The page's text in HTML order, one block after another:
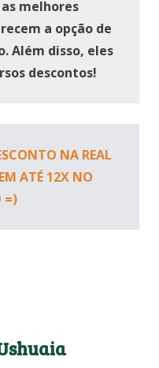
melhores
a opção de
Além disso, eles
descontos!
NA REAL
ATÉ 12X NO
=)